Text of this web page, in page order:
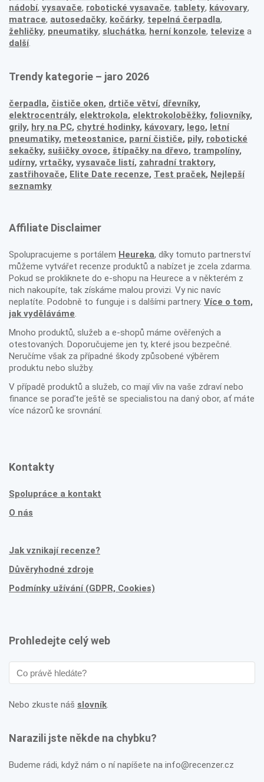
nádobí, vysavače, robotické vysavače, tablety, kávovary,
matrace, autosedačky, kočárky, tepelná čerpadla,
žehličky, pneumatiky, sluchátka, herní konzole, televize a
další.
Trendy kategorie – jaro 2026
čerpadla, čističe oken, drtiče větví, dřevníky,
elektrocentrály, elektrokola, elektrokoloběžky, foliovníky,
grily, hry na PC, chytré hodinky, kávovary, lego, letní
pneumatiky, meteostanice, parní čističe, pily, robotické
sekačky, sušičky ovoce, štípačky na dřevo, trampolíny,
udírny, vrtačky, vysavače listí, zahradní traktory,
zastřihovače, Elite Date recenze, Test praček, Nejlepší
seznamky
Affiliate Disclaimer
Spolupracujeme s portálem Heureka, díky tomuto partnerství
můžeme vytvářet recenze produktů a nabízet je zcela zdarma.
Pokud se prokliknete do e-shopu na Heurece a v některém z
nich nakoupíte, tak získáme malou provizi. Vy nic navíc
neplatíte. Podobně to funguje i s dalšími partnery. Více o tom,
jak vyděláváme.
Mnoho produktů, služeb a e-shopů máme ověřených a
otestovaných. Doporučujeme jen ty, které jsou bezpečné.
Neručíme však za případné škody způsobené výběrem
produktu nebo služby.
V případě produktů a služeb, co mají vliv na vaše zdraví nebo
finance se poraďte ještě se specialistou na daný obor, ať máte
více názorů ke srovnání.
Kontakty
Spolupráce a kontakt
O nás
Jak vznikají recenze?
Důvěryhodné zdroje
Podmínky užívání (GDPR, Cookies)
Prohledejte celý web
Nebo zkuste náš slovník.
Narazili jste někde na chybku?
Budeme rádi, když nám o ní napíšete na info@recenzer.cz